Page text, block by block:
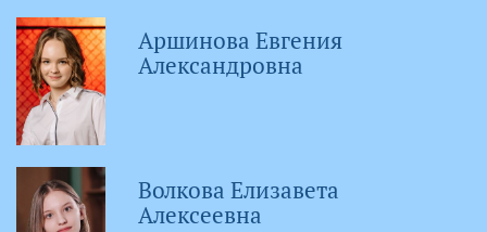
Аршинова Евгения
Александровна
Волкова Елизавета
Алексеевна